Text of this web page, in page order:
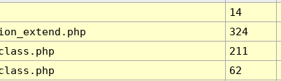
14
324
211
62